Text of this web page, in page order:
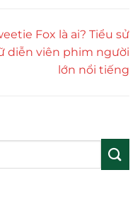
Fox là ai? Tiểu sử
diễn viên phim người
lớn nổi tiếng